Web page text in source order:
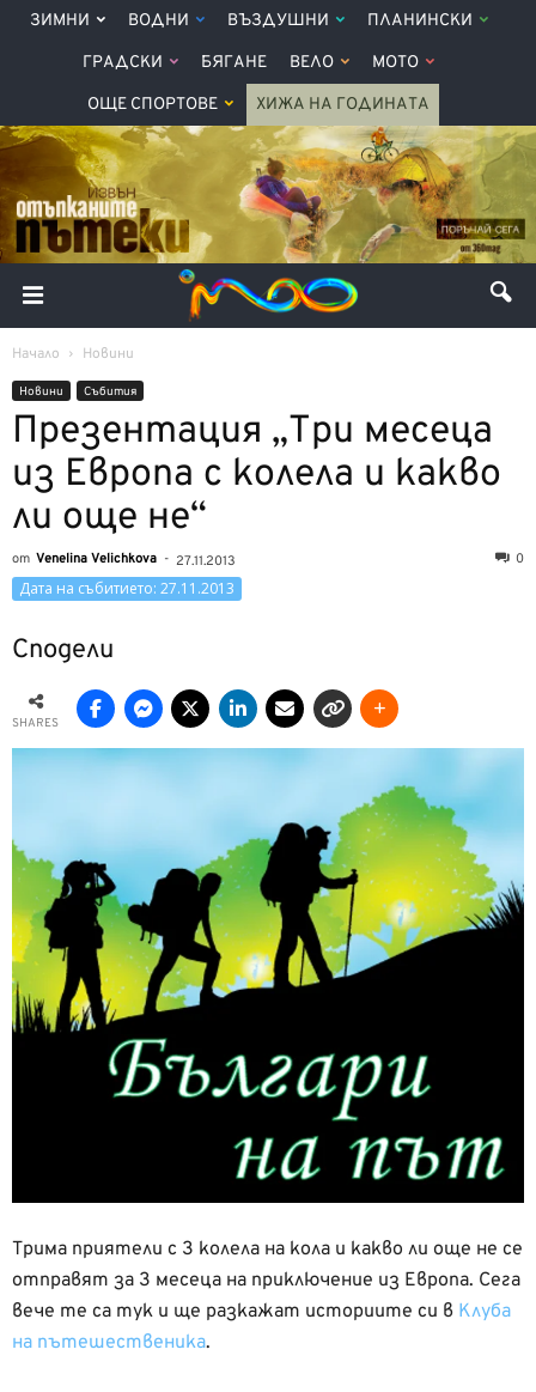
ЗИМНИ ВОДНИ ВЪЗДУШНИ ПЛАНИНСКИ
ГРАДСКИ БЯГАНЕ ВЕЛО МОТО
ОЩЕ СПОРТОВЕ ХИЖА НА ГОДИНАТА
Начало Новини
Новини Събития
Презентация „Три месеца
из Европа с колела и какво
ли още не“
от Venelina Velichkova - 27.11.2013 0
Дата на събитието: 27.11.2013
Сподели
SHARES
Трима приятели с 3 колела на кола и какво ли още не се
отправят за 3 месеца на приключение из Европа. Сега
вече те са тук и ще разкажат историите си в Клуба
на пътешественика.